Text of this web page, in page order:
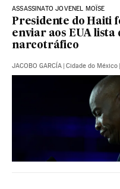
ASSASSINATO JOVENEL MOÏSE
Presidente do Haiti
enviar aos EUA lista
narcotráfico
JACOBO GARCÍA Cidade do México